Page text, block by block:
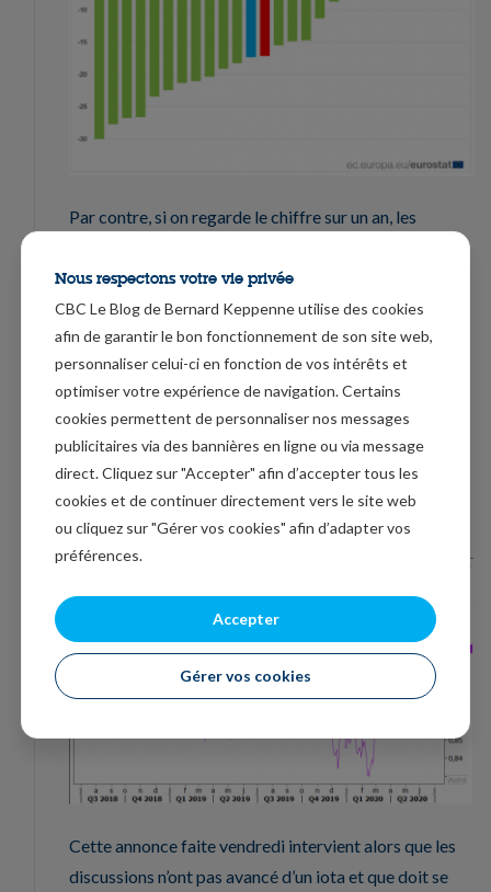
Par contre, si on regarde le chiffre sur un an, les
Luxembourg (-43,9%), en Italie (-42,5%) et en
Slovaquie (-42,0%). La seule hausse a été enregistrée
en Irlande (+5,5%).
Sterling sous pression
Comme le montre le graphique, le sterling reste sous
pression par rapport à l’euro, alors que la Grande-
Bretagne a bien confirmé qu’elle ne demanderait pas
de prolongation de la période de transition.
Cette annonce faite vendredi intervient alors que les
discussions n’ont pas avancé d’un iota et que doit se
Nous respectons votre vie privée
CBC Le Blog de Bernard Keppenne utilise des cookies
afin de garantir le bon fonctionnement de son site web,
personnaliser celui-ci en fonction de vos intérêts et
optimiser votre expérience de navigation. Certains
cookies permettent de personnaliser nos messages
publicitaires via des bannières en ligne ou via message
direct. Cliquez sur "Accepter" afin d’accepter tous les
cookies et de continuer directement vers le site web
ou cliquez sur "Gérer vos cookies" afin d’adapter vos
préférences.
Accepter
Gérer vos cookies